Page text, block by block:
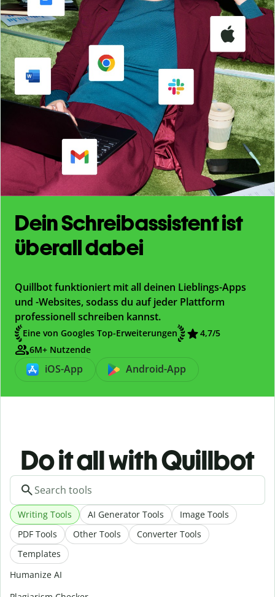
Dein Schreibassistent ist
überall dabei
Quillbot funktioniert mit all deinen Lieblings-Apps
und -Websites, sodass du auf jeder Plattform
professionell schreiben kannst.
Eine von Googles Top-Erweiterungen
4,7/5
6M+ Nutzende
iOS-App Android-App
Do it all with Quillbot
Writing Tools AI Generator Tools
Image Tools
PDF Tools
Other Tools
Converter Tools
Templates
Humanize AI